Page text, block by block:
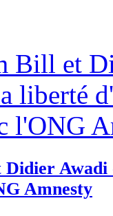
Amnesty